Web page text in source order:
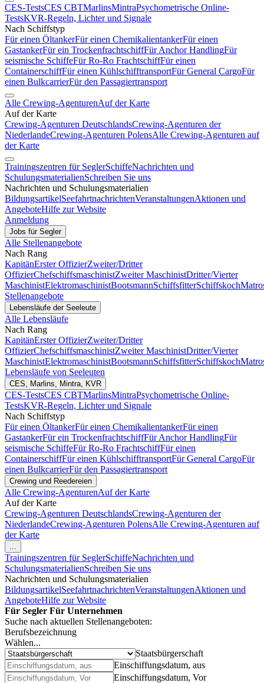
CES-TestsCES CBTMarlinsMintraPsychometrische Online-
TestsKVR-Regeln, Lichter und Signale
Nach Schiffstyp
Für einen ÖltankerFür einen ChemikalientankerFür einen
GastankerFür ein TrockenfrachtschiffFür Anchor HandlingFür
seismische SchiffeFür Ro-Ro FrachtschiffFür einen
ContainerschiffFür einen KühlschifftransportFür General CargoFür
einen BulkcarrierFür den Passagiertransport
Alle Crewing-AgenturenAuf der Karte
Auf der Karte
Crewing-Agenturen DeutschlandsCrewing-Agenturen der
NiederlandeCrewing-Agenturen PolensAlle Crewing-Agenturen auf
der Karte
Trainingszentren für SeglerSchiffeNachrichten und
SchulungsmaterialienSchreiben Sie uns
Nachrichten und Schulungsmaterialien
BildungsartikelSeefahrtnachrichtenVeranstaltungenAktionen und
AngeboteHilfe zur Website
Anmeldung
Jobs für Segler
Alle Stellenangebote
Nach Rang
KapitänErster OffizierZweiter/Dritter
OffizierChefschiffsmaschinistZweiter MaschinistDritter/Vierter
MaschinistElektromaschinistBootsmannSchiffsfitterSchiffskoch
Stellenangebote
Lebensläufe der Seeleute
Alle Lebensläufe
Nach Rang
KapitänErster OffizierZweiter/Dritter
OffizierChefschiffsmaschinistZweiter MaschinistDritter/Vierter
MaschinistElektromaschinistBootsmannSchiffsfitterSchiffskoch
Lebensläufe von Seeleuten
CES, Marlins, Mintra, KVR
CES-TestsCES CBTMarlinsMintraPsychometrische Online-
TestsKVR-Regeln, Lichter und Signale
Nach Schiffstyp
Für einen ÖltankerFür einen ChemikalientankerFür einen
GastankerFür ein TrockenfrachtschiffFür Anchor HandlingFür
seismische SchiffeFür Ro-Ro FrachtschiffFür einen
ContainerschiffFür einen KühlschifftransportFür General CargoFür
einen BulkcarrierFür den Passagiertransport
Crewing und Reedereien
Alle Crewing-AgenturenAuf der Karte
Auf der Karte
Crewing-Agenturen DeutschlandsCrewing-Agenturen der
NiederlandeCrewing-Agenturen PolensAlle Crewing-Agenturen auf
der Karte
...
Trainingszentren für SeglerSchiffeNachrichten und
SchulungsmaterialienSchreiben Sie uns
Nachrichten und Schulungsmaterialien
BildungsartikelSeefahrtnachrichtenVeranstaltungenAktionen und
AngeboteHilfe zur Website
Für Segler Für Unternehmen
Suche nach aktuellen Stellenangeboten:
Berufsbezeichnung
Wählen...
Staatsbürgerschaft
Einschiffungsdatum, aus
Einschiffungsdatum, Vor